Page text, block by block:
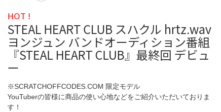
HOT !
STEAL HEART CLUB スハクル hrtz.wav
ヨンジュン バンドオーディション番組
『STEAL HEART CLUB』最終回 デビュ
ー
※SCRATCHOFFCODES.COM 限定モデル
YouTuberの皆様に商品の使い心地などをご紹介いただいておりま
す！